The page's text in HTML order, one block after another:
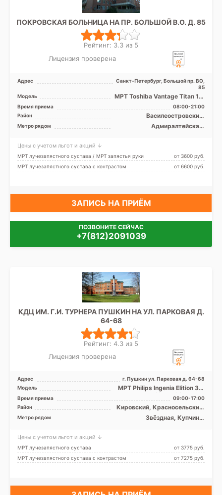
ПОКРОВСКАЯ БОЛЬНИЦА НА ПР. БОЛЬШОЙ В.О. Д. 85
Рейтинг: 3.3 из 5
Лицензия проверена
Адрес
Санкт-Петербург, Большой пр. ВО,
85
Модель
МРТ Toshiba Vantage Titan 1.5
T закрытый тип, КТ Siemens
Somatom AR.SP ...
Время приема
08:00-21:00
Район
Василеостровский,
Петроградский, Приморский,
Адмиралтейский
Метро рядом
Адмиралтейская,
Зенит (ранее
Новокрестовская)
Цены с учетом льгот и акций ↓
МРТ лучезапястного сустава / МРТ запястья руки
от 3600 pуб.
МРТ лучезапястного сустава с контрастом
от 6600 pуб.
ЗАПИСЬ НА ПРИЁМ
ПОЗВОНИТЕ СЕЙЧАС
+7(812)2091039
КДЦ ИМ. Г.И. ТУРНЕРА ПУШКИН НА УЛ. ПАРКОВАЯ Д.
64-68
Рейтинг: 4.3 из 5
Лицензия проверена
Адрес
г. Пушкин ул. Парковая д. 64-68
Модель
МРТ Philips Ingenia Elition 3.0
Tесла, КТ Philips Brilliance 64
среза, ...
Время приема
09:00-17:00
Район
Кировский, Красносельский,
Московский, Пушкинский
Метро рядом
Звёздная, Купчино,
Цены с учетом льгот и акций ↓
МРТ лучезапястного сустава
от 3775 pуб.
МРТ лучезапястного сустава с контрастом
от 7275 pуб.